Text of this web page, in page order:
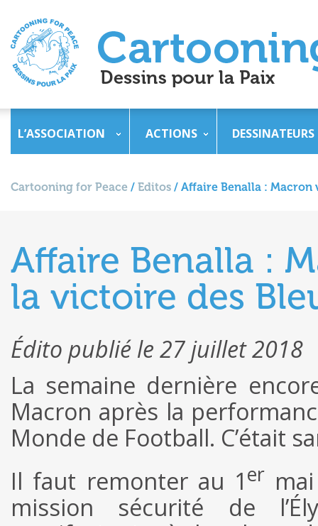
L’ASSOCIATION ACTIONS DESSINATEURS
Cartooning for Peace / Editos / Affaire Benalla : Macron
Affaire Benalla :
la victoire des
Édito publié le 27 juillet 2018
La semaine dernière
Macron après la
Monde de Football. C’était
Il faut remonter au 1er
mission sécurité de